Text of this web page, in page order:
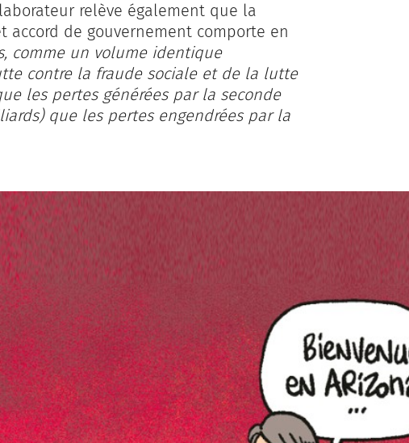
relève également que la
accord de gouvernement comporte en
comme un volume identique
contre la fraude sociale et de la lutte
les pertes générées par la seconde
que les pertes engendrées par la